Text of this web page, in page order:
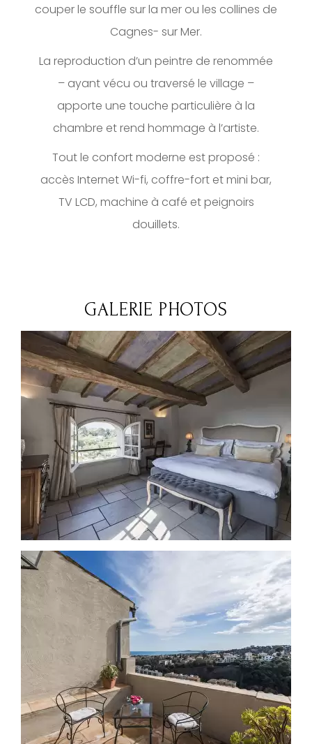
couper le souffle sur la mer ou les collines de
Cagnes- sur Mer.
La reproduction d’un peintre de renommée
– ayant vécu ou traversé le village –
apporte une touche particulière à la
chambre et rend hommage à l’artiste.
Tout le confort moderne est proposé :
accès Internet Wi-fi, coffre-fort et mini bar,
TV LCD, machine à café et peignoirs
douillets.
GALERIE PHOTOS